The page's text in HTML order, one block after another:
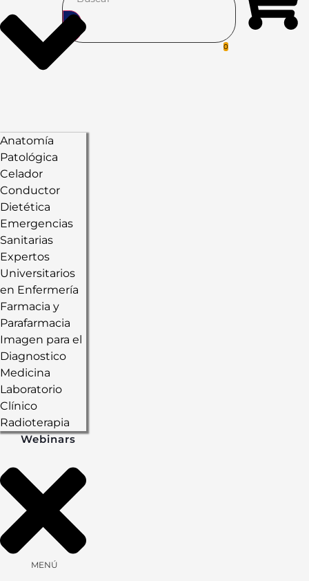
Anatomía
Patológica
Celador
Conductor
Dietética
Emergencias
Sanitarias
Expertos
Universitarios
en Enfermería
Farmacia y
Parafarmacia
Imagen para el
Diagnostico
Medicina
Laboratorio
Clínico
Radioterapia
Webinars
MENÚ
0